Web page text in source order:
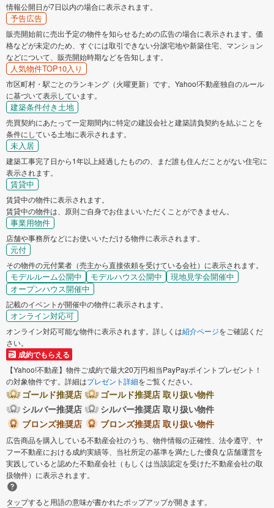
情報公開日が7日以内の場合に表示されます。
予告広告
販売開始前に売出予定の物件を知らせるための広告の場合に表示されます。価
格などが未定のため、すぐには取引できない分譲宅地や新築住宅、マンション
などについて、販売開始時期などを告知します。
人気物件TOP10入り
市区町村・駅ごとのランキング（火曜更新）です。Yahoo!不動産独自のルール
に基づいて表示しています。
建築条件付き土地
売買契約にあたって一定期間内に特定の建設会社と建築請負契約を結ぶことを
条件にしている土地に表示されます。
未入居
建築工事完了日から1年以上経過したものの、まだ誰も住んだことがない住宅に
表示されます。
賃貸中
賃貸中の物件に表示されます。
賃貸中の物件は、原則ご自身でお住まいいただくことができません。
事業用物件
店舗や事務所などにお使いいただける物件に表示されます。
元付
その物件の元付業者（売主から直接依頼を受けている会社）に表示されます。
モデルルーム公開中 モデルハウス公開中
現地見学会開催中
オープンハウス開催中
記載のイベントが開催中の物件に表示されます。
オンライン対応可
オンライン対応可能な物件に表示されます。詳しくは紹介ページをご確認くだ
さい。
成約でもらえる
【Yahoo!不動産】物件ご成約で最大20万円相当PayPayポイントプレゼント！
の対象物件です。詳細はプレゼント詳細をご覧ください。
ゴールド推奨店
ゴールド推奨店 取り扱い物件
シルバー推奨店
シルバー推奨店 取り扱い物件
ブロンズ推奨店
ブロンズ推奨店 取り扱い物件
広告商品を購入している不動産会社のうち、物件情報の正確性、法令遵守、ヤ
フー不動産における成約実績等、当社所定の基準を満たした優良な店舗運営を
実践していると認めた不動産会社（もしくは当該認定を受けた不動産会社の取
扱物件）に表示されます。
タップすると用語の意味が書かれたポップアップが開きます。